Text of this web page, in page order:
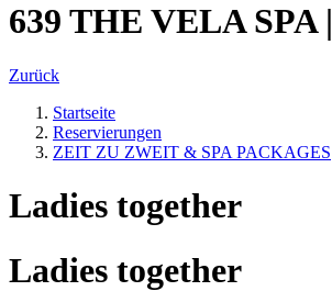
639 THE VELA SPA
Zurück
Startseite
Reservierungen
ZEIT ZU ZWEIT & SPA PACKAGES
Ladies together
Ladies together